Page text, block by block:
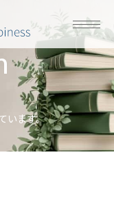
います。